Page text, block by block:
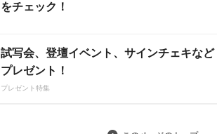
をチェック！
試写会、登壇イベント、サインチェキなど
プレゼント！
プレゼント特集